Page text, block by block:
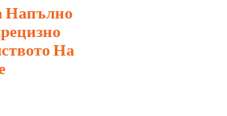
Напълно
На